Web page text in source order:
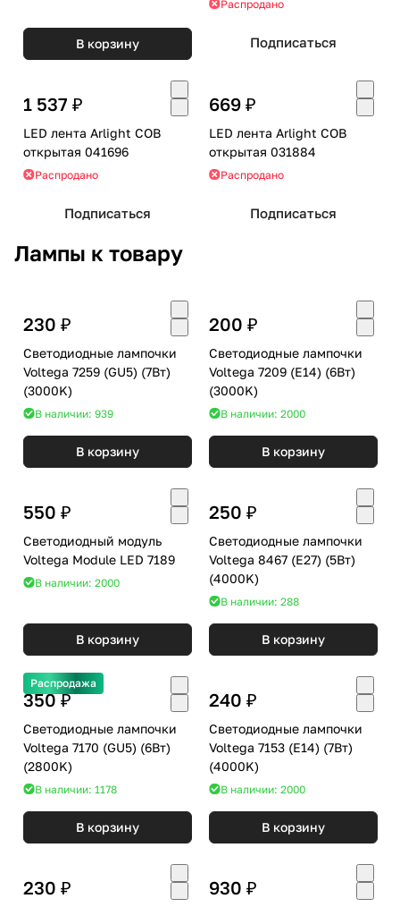
В корзину
Распродано
Подписаться
1 537 ₽
LED лента Arlight COB
открытая 041696
Распродано
Подписаться
669 ₽
LED лента Arlight COB
открытая 031884
Распродано
Подписаться
Лампы к товару
230 ₽
Светодиодные лампочки
Voltega 7259 (GU5) (7Вт)
(3000K)
В наличии: 939
В корзину
200 ₽
Светодиодные лампочки
Voltega 7209 (E14) (6Вт)
(3000K)
В наличии: 2000
В корзину
550 ₽
Светодиодный модуль
Voltega Module LED 7189
В наличии: 2000
В корзину
250 ₽
Светодиодные лампочки
Voltega 8467 (E27) (5Вт)
(4000K)
В наличии: 288
В корзину
Распродажа
350 ₽
Светодиодные лампочки
Voltega 7170 (GU5) (6Вт)
(2800K)
В наличии: 1178
В корзину
240 ₽
Светодиодные лампочки
Voltega 7153 (E14) (7Вт)
(4000K)
В наличии: 2000
В корзину
230 ₽ 930 ₽